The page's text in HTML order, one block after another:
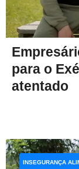
para o
atentado
INSEGURANÇA